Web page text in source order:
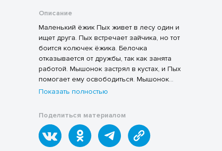
Описание
Маленький ёжик Пых живет в лесу один и
ищет друга. Пых встречает зайчика, но тот
боится колючек ёжика. Белочка
отказывается от дружбы, так как занята
работой. Мышонок застрял в кустах, и Пых
помогает ему освободиться. Мышонок
называет Пыха настоящим другом,
вместе проводят время. Ёжик понимает,
что настоящая дружба зависит от доброты
и готовности поддерживать друг друга.
Показать полностью
Поделиться материалом